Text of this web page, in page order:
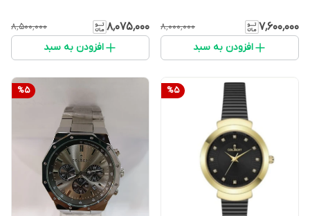
۷٬۶۰۰٬۰۰۰ ۸٬۰۰۰٬۰۰۰
افزودن به سبد
۸٬۰۷۵٬۰۰۰ ۸٬۵۰۰٬۰۰۰
افزودن به سبد
%5
%5